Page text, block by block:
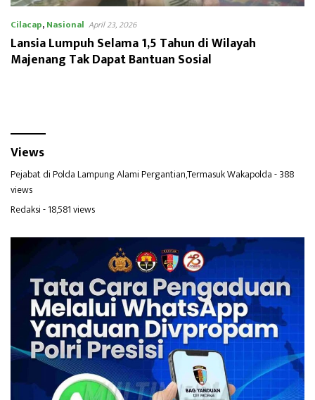
Cilacap,Nasional April 23, 2026
Lansia Lumpuh Selama 1,5 Tahun di Wilayah
Majenang Tak Dapat Bantuan Sosial
Views
Pejabat di Polda Lampung Alami Pergantian,Termasuk Wakapolda- 388
views
Redaksi- 18,581 views